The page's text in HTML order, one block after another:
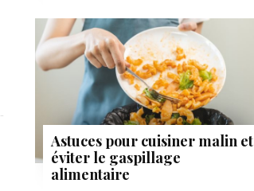
Astuces pour cuisiner malin et
éviter le gaspillage
alimentaire